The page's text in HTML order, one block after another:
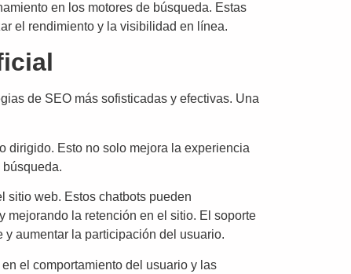
en los motores de búsqueda. Estas
el rendimiento y la visibilidad en línea.
de SEO más sofisticadas y efectivas. Una
dirigido. Esto no solo mejora la experiencia
sitio web. Estos chatbots pueden
mejorando la retención en el sitio. El soporte
aumentar la participación del usuario.
el comportamiento del usuario y las